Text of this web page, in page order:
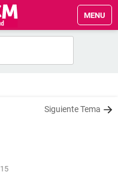
MENU
Siguiente Tema